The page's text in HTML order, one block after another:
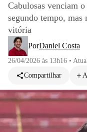
Cabulosas venciam
segundo tempo,
vitória
PorDaniel Costa
26/04/2026 às 13h16 •
Compartilhar